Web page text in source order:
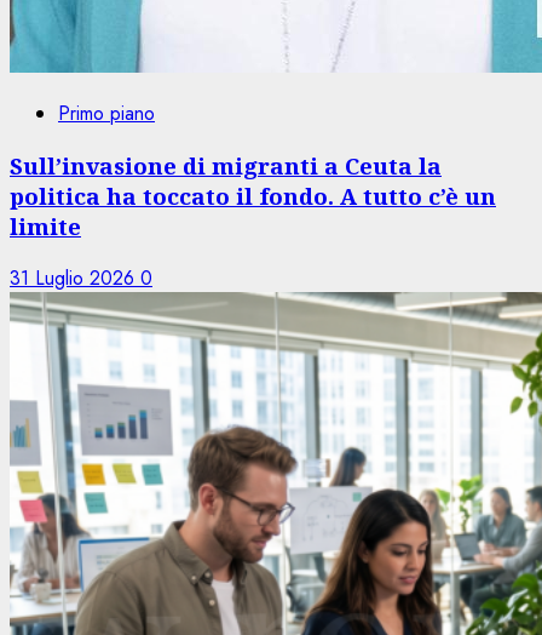
Primo piano
Sull’invasione di migranti a Ceuta la
politica ha toccato il fondo. A tutto c’è un
limite
31 Luglio 2026 0